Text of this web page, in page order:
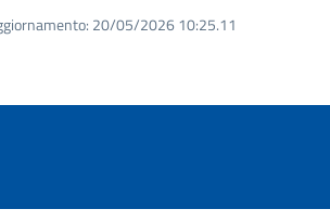
20/05/2026 10:25.11